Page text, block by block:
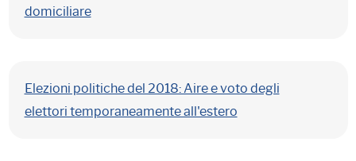
domiciliare
Elezioni politiche del 2018: Aire e voto degli
elettori temporaneamente all'estero